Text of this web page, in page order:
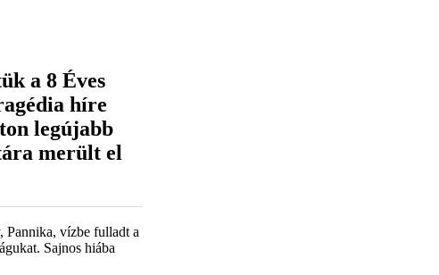
a 8 Éves
híre
legújabb
merült el
Pannika, vízbe fulladt a
Sajnos hiába